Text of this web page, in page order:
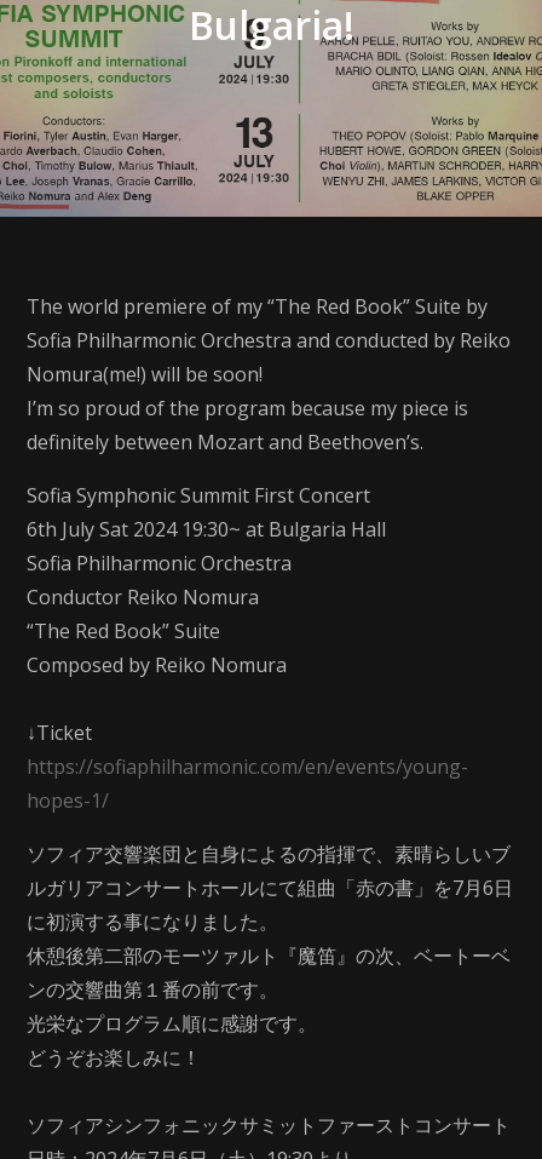
Bulgaria!
The world premiere of my “The Red Book” Suite by
Sofia Philharmonic Orchestra and conducted by Reiko
Nomura(me!) will be soon!
I’m so proud of the program because my piece is
definitely between Mozart and Beethoven’s.
Sofia Symphonic Summit First Concert
6th July Sat 2024 19:30~ at Bulgaria Hall
Sofia Philharmonic Orchestra
Conductor Reiko Nomura
“The Red Book” Suite
Composed by Reiko Nomura
↓Ticket
https://sofiaphilharmonic.com/en/events/young-
hopes-1/
ソフィア交響楽団と自身によるの指揮で、素晴らしいブ
ルガリアコンサートホールにて組曲「赤の書」を7月6日
に初演する事になりました。
休憩後第二部のモーツァルト『魔笛』の次、ベートーベ
ンの交響曲第１番の前です。
光栄なプログラム順に感謝です。
どうぞお楽しみに！
ソフィアシンフォニックサミットファーストコンサート